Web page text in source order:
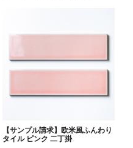
【サンプル請求】欧米風ふんわり
タイル ピンク 二丁掛